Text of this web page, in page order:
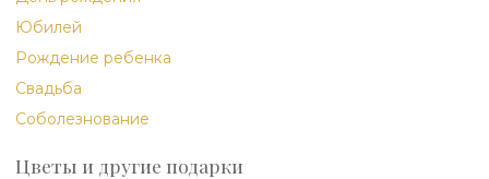
Юбилей
Рождение ребенка
Свадьба
Соболезнование
Цветы и другие подарки